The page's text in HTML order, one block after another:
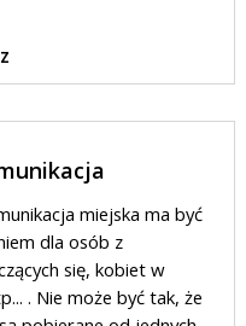
miejska ma być
dla osób z
się, kobiet w
. Nie może być tak, że